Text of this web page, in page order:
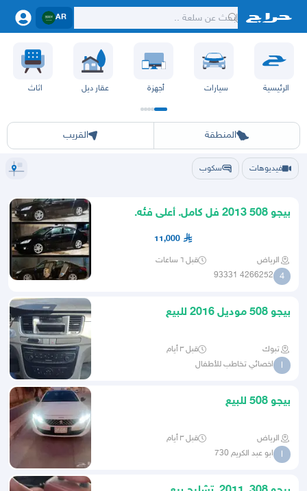
AR
الرئيسية سيارات أجهزة عقار ديل اثاث
المنطقة
الرياض جده القصيم الباحة
القريب
فيديوهات سكوب
بيجو 508 2013 فل كامل. أعلى فئه.
11,000
الرياض قبل ٦ ساعات
4
4266252 93331
بيجو 508 موديل 2016 للبيع
تبوك قبل ٣ أيام
ا اخصائي تخاطب للأطفال
بيجو 508 للبيع
الرياض قبل ٣ أيام
ا ابو عبد الكريم 730